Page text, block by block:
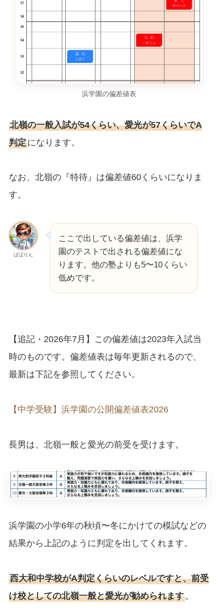
浜学園の偏差値表
北嶺の一般入試が54くらい、愛光が57くらいでA
判定になります。
なお、北嶺の『特待』は偏差値60くらいになりま
す。
ぱぱりん
ここで出している偏差値は、浜学
園のテストで出される偏差値にな
ります。他の塾よりも5〜10くらい
低めです。
【追記・2026年7月】この偏差値は2023年入試当
時のものです。偏差値表は毎年更新されるので、
最新は下記を参照してください。
【中学受験】浜学園の公開偏差値表2026
長男は、北嶺一般と愛光の前受を受けます。
浜学園の小学6年の秋頃〜冬にかけての模試などの
結果から上記のように判定を出してくれます。
西大和中学校がA判定くらいのレベルですと、前受
け校としての北嶺一般と愛光が勧められます。